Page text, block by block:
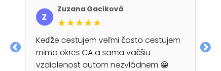
Z
Zuzana Gacíková
★★★★★
Keďže cestujem veľmi často cestujem
mimo okres CA a sama väčšiu
vzdialenost autom nezvládnem 😀